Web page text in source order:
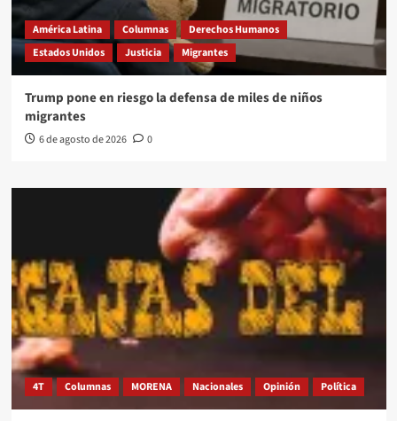
América Latina Columnas
Derechos Humanos
Estados Unidos
Justicia Migrantes
Trump pone en riesgo la defensa de miles de niños
migrantes
6 de agosto de 2026 0
4T Columnas MORENA Nacionales Opinión Política